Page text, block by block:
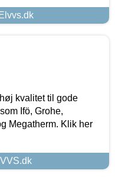
kvalitet til gode
Ifö, Grohe,
Megatherm. Klik her